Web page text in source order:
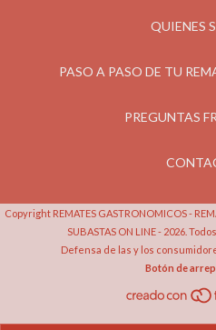
QUIENES
PASO A PASO DE TU
PREGUNTAS
Copyright REMATES GASTRONOMICOS -
SUBASTAS ON LINE - 2026.
Defensa de las y los
Botón de